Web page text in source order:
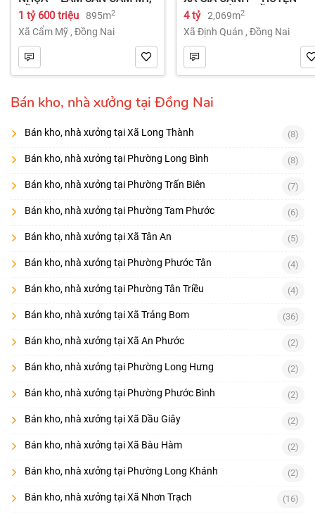
ĐỒNG NAI.
1 tỷ 600 triệu 895m2
Xã Cẩm Mỹ , Đồng Nai
ĐỊNH QUÁN – ĐỒNG NAI dt
2.069m² 4 tỷ
4 tỷ 2,069m2
Xã Định Quán , Đồng Nai
Bán kho, nhà xưởng tại Đồng Nai
Bán kho, nhà xưởng tại Xã Long Thành (8)
Bán kho, nhà xưởng tại Phường Long Bình (8)
Bán kho, nhà xưởng tại Phường Trấn Biên (7)
Bán kho, nhà xưởng tại Phường Tam Phước (6)
Bán kho, nhà xưởng tại Xã Tân An (5)
Bán kho, nhà xưởng tại Phường Phước Tân (4)
Bán kho, nhà xưởng tại Phường Tân Triều (4)
Bán kho, nhà xưởng tại Xã Trảng Bom (36)
Bán kho, nhà xưởng tại Xã An Phước (2)
Bán kho, nhà xưởng tại Phường Long Hưng (2)
Bán kho, nhà xưởng tại Phường Phước Bình (2)
Bán kho, nhà xưởng tại Xã Dầu Giây (2)
Bán kho, nhà xưởng tại Xã Bàu Hàm (2)
Bán kho, nhà xưởng tại Phường Long Khánh (2)
Bán kho, nhà xưởng tại Xã Nhơn Trạch (16)